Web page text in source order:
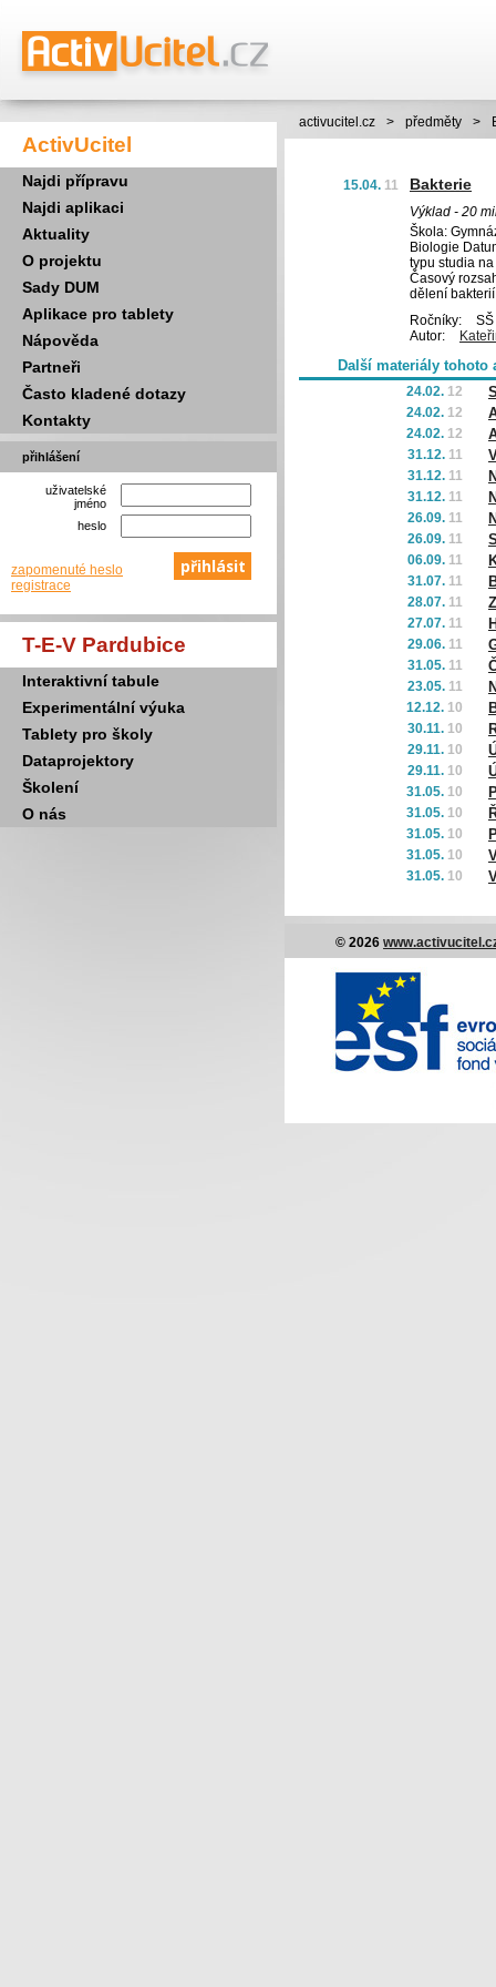
ActivUcitel
Najdi přípravu
Najdi aplikaci
Aktuality
O projektu
Sady DUM
Aplikace pro tablety
Nápověda
Partneři
Často kladené dotazy
Kontakty
přihlášení
uživatelské
jméno
heslo
zapomenuté heslo
registrace
T-E-V Pardubice
Interaktivní tabule
Experimentální výuka
Tablety pro školy
Dataprojektory
Školení
O nás
activucitel.cz > předměty >
15.04. 11 Bakterie
Výklad - 20
Škola:
Biologie
typu studia
Časový
dělení
Ročníky:
SŠ
Autor:
Další materiály tohoto
24.02. 12
24.02. 12
24.02. 12
31.12. 11
31.12. 11
31.12. 11
26.09. 11
26.09. 11
06.09. 11
31.07. 11
28.07. 11
27.07. 11
29.06. 11
31.05. 11
23.05. 11
12.12. 10
30.11. 10
29.11. 10
29.11. 10
31.05. 10
31.05. 10
31.05. 10
31.05. 10
31.05. 10
© 2026